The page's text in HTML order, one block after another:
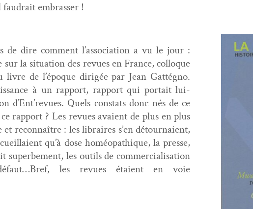
faudrait embrasser !
de dire com­ment l’association a vu le jour :
sur la sit­u­a­tion des revues en France, col­loque
de l’époque dirigée par Jean Gat­tég­no.
à un rap­port, rap­port qui por­tait lui-
d’Ent’revues. Quels con­stats donc nés de ce
rap­port ? Les revues avaient de plus en plus
recon­naître : les libraires s’en détour­naient,
qu’à dose homéopathique, la presse,
superbe­ment, les out­ils de com­mer­cial­i­sa­tion
les revues étaient en voie